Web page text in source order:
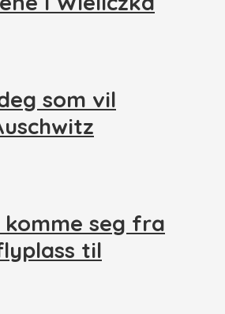
som vil
komme seg fra
til